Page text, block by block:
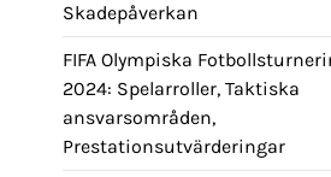
Skadepåverkan
FIFA Olympiska
2024: Spelarroller, Taktiska
ansvarsområden,
Prestationsutvärderingar